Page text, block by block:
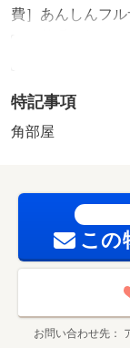
費］あんしんフ
ぶ引落手数料：
料：１３０００
１年未満／２ヶ
いえらぶ安心保
院・１０２９
内可能♪◇ ☆有
ジット決済可！
協会 公取協名：
特記事項
角部屋
この
お問い合わせ先